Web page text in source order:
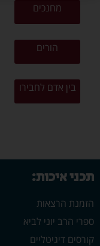
מחנכים
הורים
בין אדם לחבירו
תכני איכות:
הזמנת הרצאות
ספרי הרב יוני לביא
קורסים דיגיטליים